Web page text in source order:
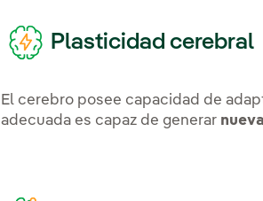
Plasticidad cerebral
El cerebro posee capacidad de
adecuada es capaz de generar